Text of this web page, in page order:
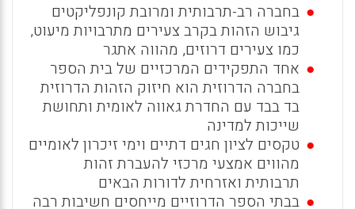
בחברה רב-תרבותית ומרובת קונפליקטים
גיבוש הזהות בקרב צעירים מתרבויות מיעוט,
כמו צעירים דרוזים, מהווה אתגר
אחד התפקידים המרכזיים של בית הספר
בחברה הדרוזית הוא חיזוק הזהות הדרוזית
בד בבד עם החדרת גאווה לאומית ותחושת
שייכות למדינה
טקסים לציון חגים דתיים וימי זיכרון לאומיים
מהווים אמצעי מרכזי להעברת זהות
תרבותית ואזרחית לדורות הבאים
בבתי הספר הדרוזיים מייחסים חשיבות רבה